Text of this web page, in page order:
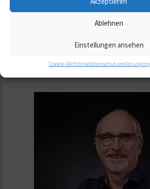
Ablehnen
Einstellungen ansehen
Cookie-RichtlinieDatenschutzerklärung
Geschäftsführerin und Coach – Business
Einzelcoaching / Teamcoahing /
Homepage: Homepage
E-Mail: tamara@quentell.de